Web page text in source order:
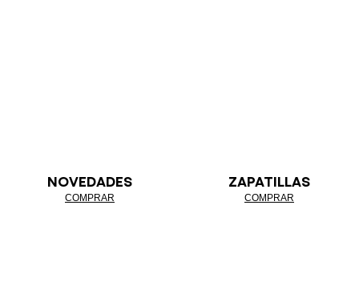
NOVEDADES
COMPRAR
ZAPATILLAS
COMPRAR